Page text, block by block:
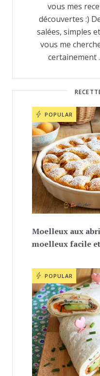
vous mes
découvertes :)
salées, simples
vous me
certainement
POPULAR
Moelleux aux
moelleux facile
POPULAR